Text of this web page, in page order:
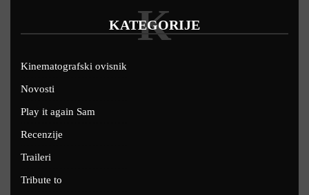
KATEGORIJE
K
Kinematografski ovisnik
Novosti
Play it again Sam
Recenzije
Traileri
Tribute to